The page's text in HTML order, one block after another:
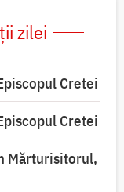
zilei
Cretei
Cretei
Mărturisitorul,